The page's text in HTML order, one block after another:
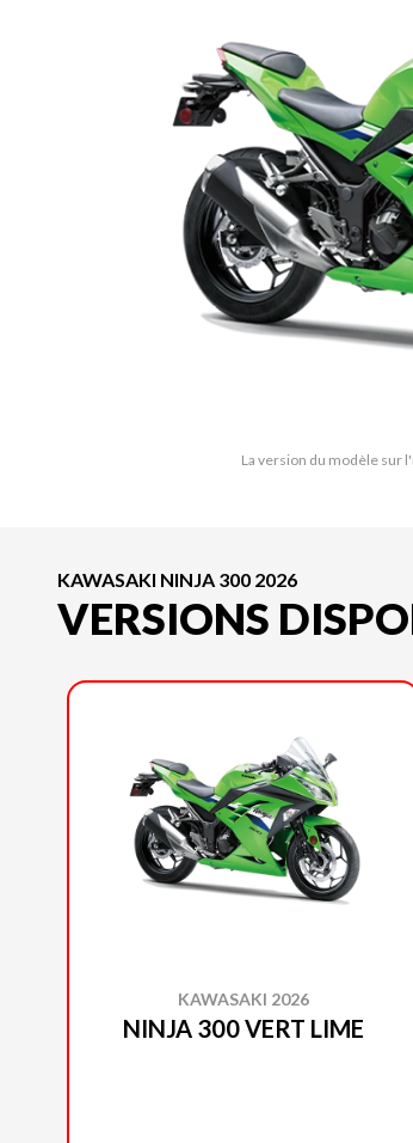
La version du modèle sur
KAWASAKI NINJA 300 2026
VERSIONS
KAWASAKI 2026
NINJA 300 VERT LIME